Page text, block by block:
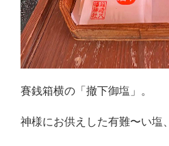
賽銭箱横の「撤下御塩」。
神様にお供えした有難〜い塩、